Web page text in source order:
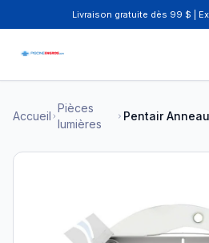
Livraison gratuite dès 99 $ |
Accueil
Pièces
lumières